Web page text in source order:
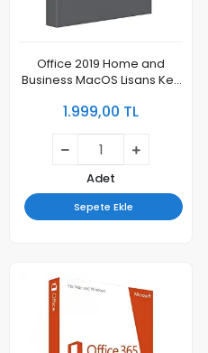
Office 2019 Home and
Business MacOS Lisans Key
1.999,00 TL
Adet
Sepete Ekle